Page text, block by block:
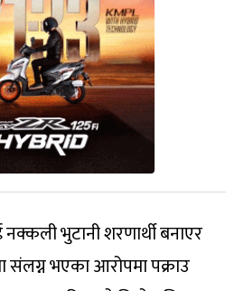
भुटानी शरणार्थी बनाएर
संलग्न भएका आरोपमा पक्राउ